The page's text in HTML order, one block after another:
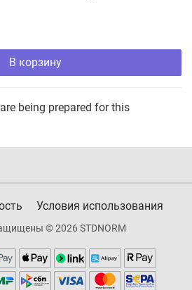
В корзину
being prepared for this
Условия использования
© 2026 STDNORM